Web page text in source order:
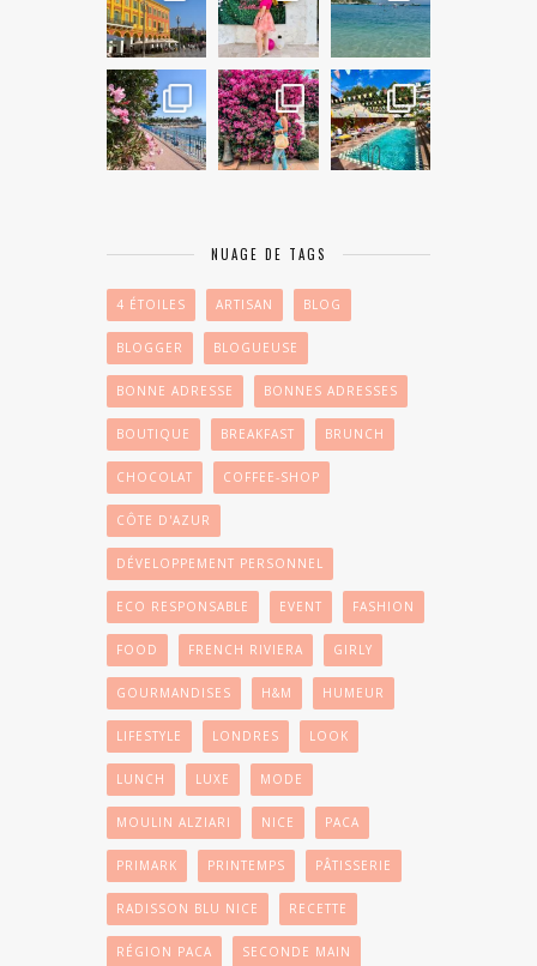
NUAGE DE TAGS
4 ÉTOILES ARTISAN BLOG
BLOGGER BLOGUEUSE
BONNE ADRESSE BONNES ADRESSES
BOUTIQUE BREAKFAST BRUNCH
CHOCOLAT COFFEE-SHOP
CÔTE D'AZUR
DÉVELOPPEMENT PERSONNEL
ECO RESPONSABLE EVENT FASHION
FOOD FRENCH RIVIERA GIRLY
GOURMANDISES H&M HUMEUR
LIFESTYLE LONDRES LOOK
LUNCH LUXE MODE
MOULIN ALZIARI NICE PACA
PRIMARK PRINTEMPS PÂTISSERIE
RADISSON BLU NICE RECETTE
RÉGION PACA SECONDE MAIN